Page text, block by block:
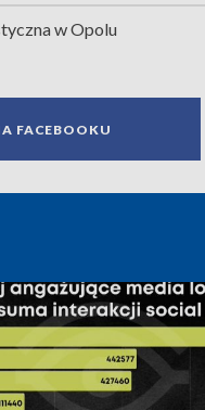
w Opolu
FACEBOOKU